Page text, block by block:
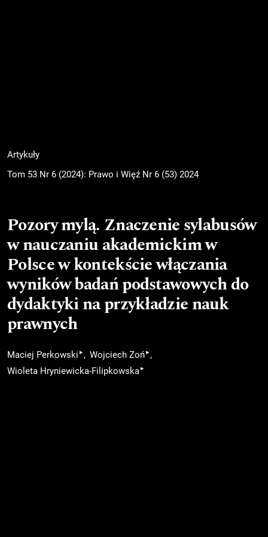
Artykuły
Tom 53 Nr 6 (2024): Prawo i Więź Nr 6 (53) 2024
Pozory mylą. Znaczenie sylabusów
w nauczaniu akademickim w
Polsce w kontekście włączania
wyników badań podstawowych do
dydaktyki na przykładzie nauk
prawnych
Maciej Perkowski ▸ Wojciech Zoń▸
Wioleta Hryniewicka-Filipkowska▸